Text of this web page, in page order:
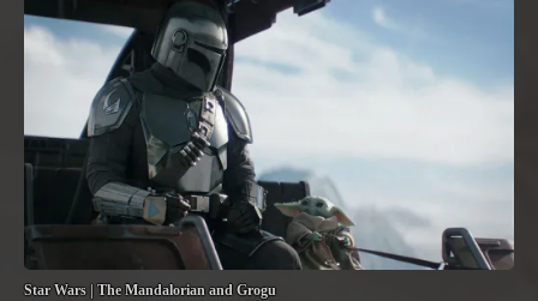
Star Wars | The Mandalorian and Grogu